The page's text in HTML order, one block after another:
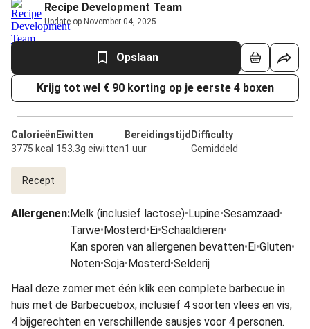
Recipe Development Team
Update op November 04, 2025
Opslaan
Krijg tot wel € 90 korting op je eerste 4 boxen
Calorieën
3775 kcal
Eiwitten
153.3g eiwitten
Bereidingstijd
1 uur
Difficulty
Gemiddeld
Recept
Allergenen:Melk (inclusief lactose)•Lupine•Sesamzaad•
Tarwe•Mosterd•Ei•Schaaldieren•
Kan sporen van allergenen bevatten•Ei•Gluten•
Noten•Soja•Mosterd•Selderij
Haal deze zomer met één klik een complete barbecue in
huis met de Barbecuebox, inclusief 4 soorten vlees en vis,
4 bijgerechten en verschillende sausjes voor 4 personen.